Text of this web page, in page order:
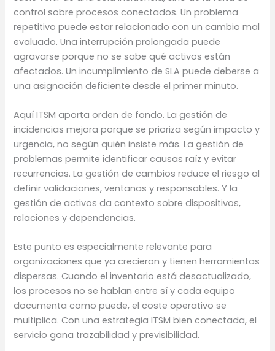
control sobre procesos conectados. Un problema
repetitivo puede estar relacionado con un cambio mal
evaluado. Una interrupción prolongada puede
agravarse porque no se sabe qué activos están
afectados. Un incumplimiento de SLA puede deberse a
una asignación deficiente desde el primer minuto.
Aquí ITSM aporta orden de fondo. La gestión de
incidencias mejora porque se prioriza según impacto y
urgencia, no según quién insiste más. La gestión de
problemas permite identificar causas raíz y evitar
recurrencias. La gestión de cambios reduce el riesgo al
definir validaciones, ventanas y responsables. Y la
gestión de activos da contexto sobre dispositivos,
relaciones y dependencias.
Este punto es especialmente relevante para
organizaciones que ya crecieron y tienen herramientas
dispersas. Cuando el inventario está desactualizado,
los procesos no se hablan entre sí y cada equipo
documenta como puede, el coste operativo se
multiplica. Con una estrategia ITSM bien conectada, el
servicio gana trazabilidad y previsibilidad.